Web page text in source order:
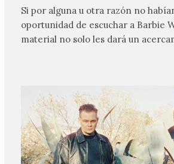
Si por alguna u otra razón no
oportunidad de escuchar a Barbie
material no solo les dará un